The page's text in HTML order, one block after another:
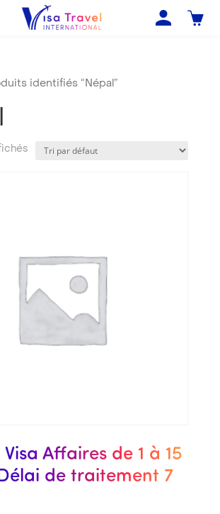
identifiés “Népal”
Affaires de 1 à 15
de traitement 7